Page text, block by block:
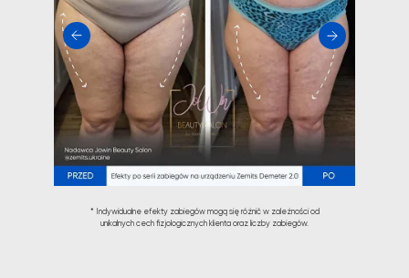
* Indywidualne efekty zabiegów mogą się różnić w zależności od
unikalnych cech fizjologicznych klienta oraz liczby zabiegów.